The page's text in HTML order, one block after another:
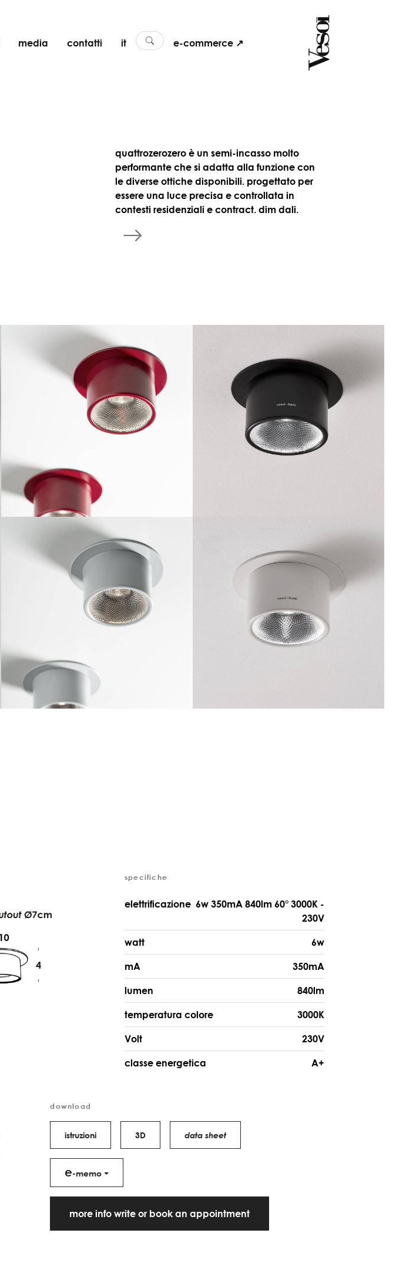
media contatti it e-commerce ↗
quattrozerozero è un semi-incasso molto
performante che si adatta alla funzione con
le diverse ottiche disponibili. progettato per
essere una luce precisa e controllata in
contesti residenziali e contract. dim dali.
specifiche
elettrificazione 6w 350mA 840lm 60° 3000K -
230V
watt 6w
mA 350mA
lumen 840lm
temperatura colore 3000K
Volt 230V
classe energetica A+
download
istruzioni 3D data sheet
e-memo
more info write or book an appointment